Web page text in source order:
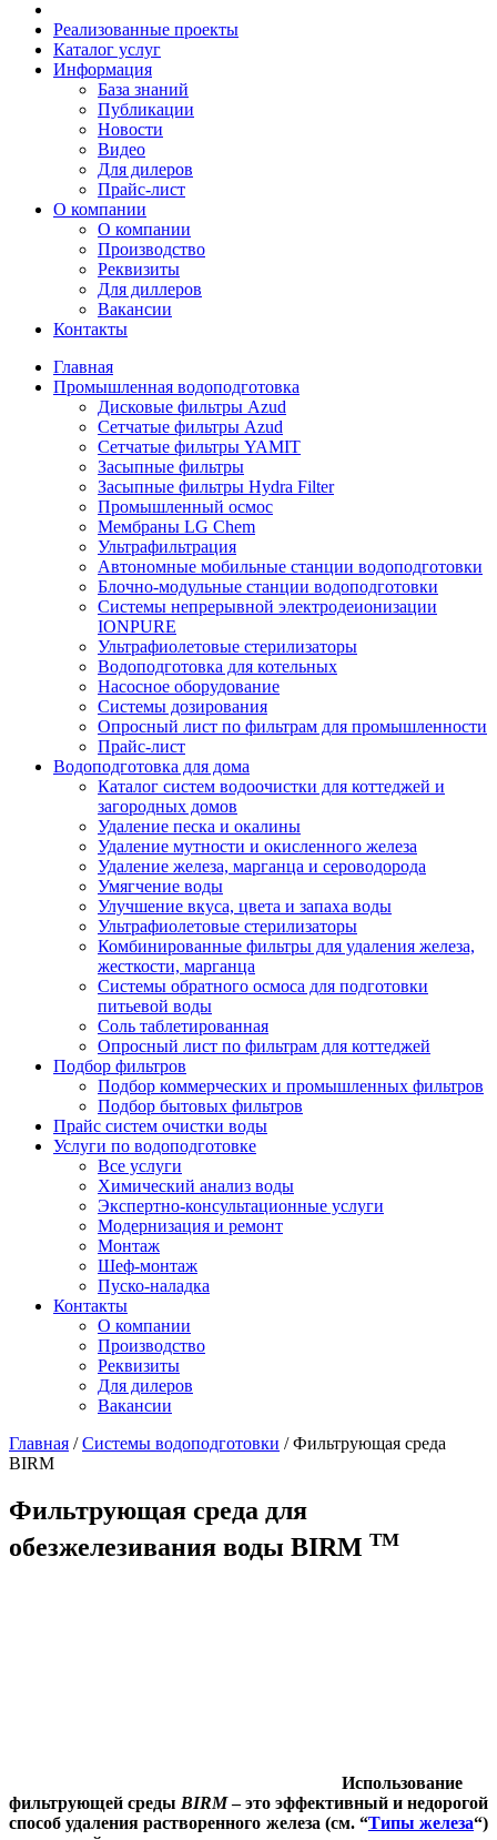
Реализованные проекты
Каталог услуг
Информация
База знаний
Публикации
Новости
Видео
Для дилеров
Прайс-лист
О компании
О компании
Производство
Реквизиты
Для диллеров
Вакансии
Контакты
Главная
Промышленная водоподготовка
Дисковые фильтры Azud
Сетчатые фильтры Azud
Сетчатые фильтры YAMIT
Засыпные фильтры
Засыпные фильтры Hydra Filter
Промышленный осмос
Мембраны LG Chem
Ультрафильтрация
Автономные мобильные станции водоподготовки
Блочно-модульные станции водоподготовки
Системы непрерывной электродеионизации
IONPURE
Ультрафиолетовые стерилизаторы
Водоподготовка для котельных
Насосное оборудование
Системы дозирования
Опросный лист по фильтрам для промышленности
Прайс-лист
Водоподготовка для дома
Каталог систем водоочистки для коттеджей и
загородных домов
Удаление песка и окалины
Удаление мутности и окисленного железа
Удаление железа, марганца и сероводорода
Умягчение воды
Улучшение вкуса, цвета и запаха воды
Ультрафиолетовые стерилизаторы
Комбинированные фильтры для удаления железа,
жесткости, марганца
Системы обратного осмоса для подготовки
питьевой воды
Соль таблетированная
Опросный лист по фильтрам для коттеджей
Подбор фильтров
Подбор коммерческих и промышленных фильтров
Подбор бытовых фильтров
Прайс систем очистки воды
Услуги по водоподготовке
Все услуги
Химический анализ воды
Экспертно-консультационные услуги
Модернизация и ремонт
Монтаж
Шеф-монтаж
Пуско-наладка
Контакты
О компании
Производство
Реквизиты
Для дилеров
Вакансии
Главная /Системы водоподготовки /Фильтрующая среда
BIRM
Фильтрующая среда для
обезжелезивания воды BIRM TM
Использование
фильтрующей среды BIRM– это эффективный и недорогой
способ удаления растворенного железа (см. “Типы железа“)